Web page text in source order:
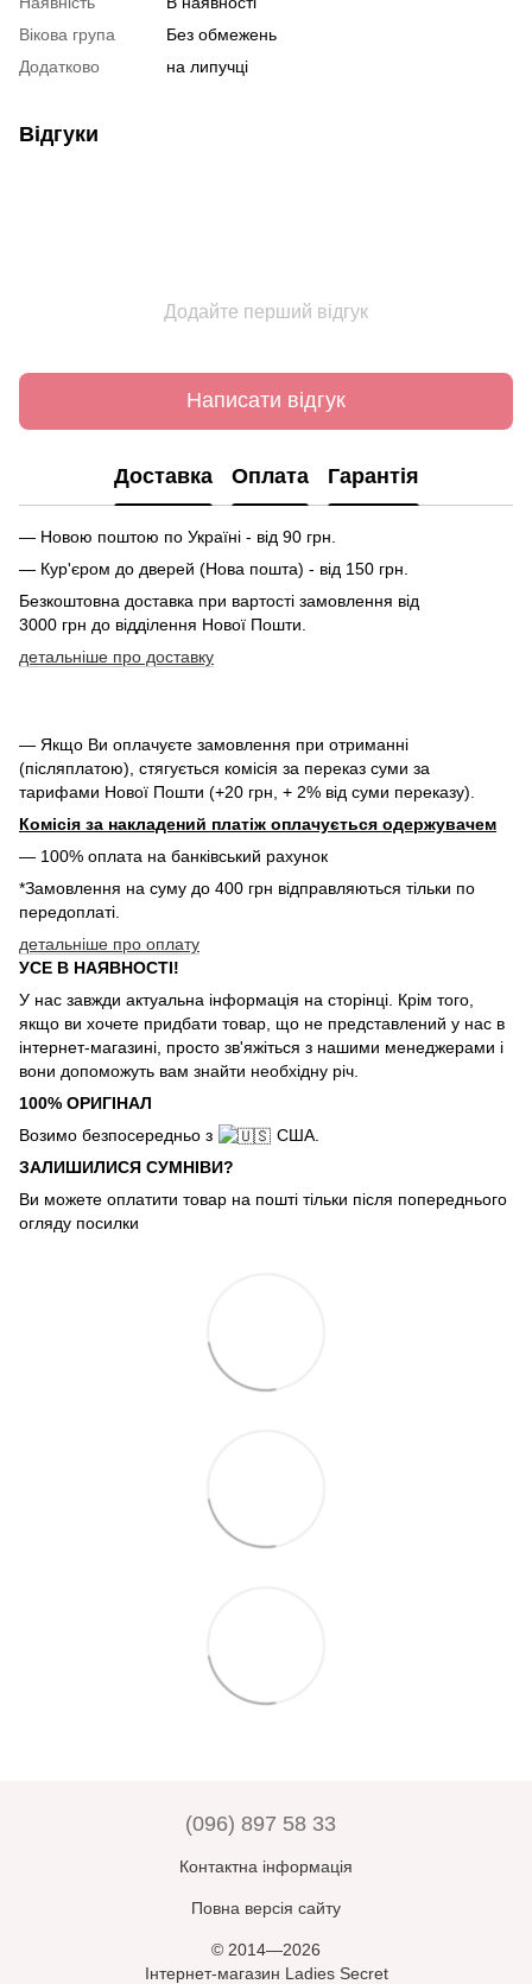
Вікова група
Без обмежень
Додатково
на липучці
Відгуки
Додайте перший відгук
Написати відгук
Доставка Оплата Гарантія
— Новою поштою по Україні - від 90 грн.
— Кур'єром до дверей (Нова пошта) - від 150 грн.
Безкоштовна доставка при вартості замовлення від
3000 грн до відділення Нової Пошти.
детальніше про доставку
— Якщо Ви оплачуєте замовлення при отриманні
(післяплатою), стягується комісія за переказ суми за
тарифами Нової Пошти (+20 грн, + 2% від суми переказу).
Комісія за накладений платіж оплачується одержувачем
— 100% оплата на банківський рахунок
*Замовлення на суму до 400 грн відправляються тільки по
передоплаті.
детальніше про оплату
УСЕ В НАЯВНОСТІ!
У нас завжди актуальна інформація на сторінці. Крім того,
якщо ви хочете придбати товар, що не представлений у нас в
інтернет-магазині, просто зв'яжіться з нашими менеджерами і
вони допоможуть вам знайти необхідну річ.
100% ОРИГІНАЛ
Возимо безпосередньо з
США.
ЗАЛИШИЛИСЯ СУМНІВИ?
Ви можете оплатити товар на пошті тільки після попереднього
огляду посилки
(096) 897 58 33
Контактна інформація
Повна версія сайту
© 2014—2026
Інтернет-магазин Ladies Secret